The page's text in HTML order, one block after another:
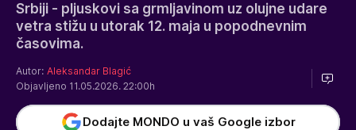
Srbiji - pljuskovi sa grmljavinom uz olujne udare
vetra stižu u utorak 12. maja u popodnevnim
časovima.
Autor: Aleksandar Blagić
Objavljeno 11.05.2026. 22:00h
Dodajte MONDO u vaš Google izbor